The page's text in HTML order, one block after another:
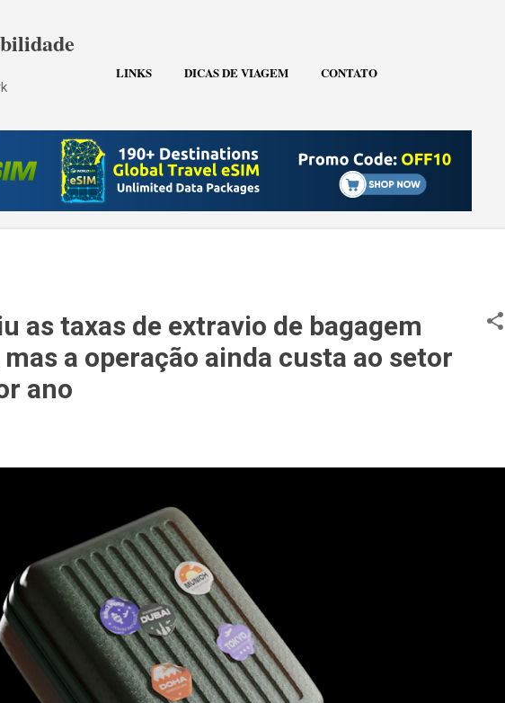
LINKS DICAS DE VIAGEM CONTATO
as taxas de extravio de bagagem
a operação ainda custa ao setor
ano